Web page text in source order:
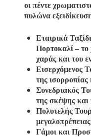
οι πέντε
πυλώνα
Εταιρικά
Πορτοκαλί – το
χαράς και του
Εισερχόμενος
της
Συνεδριακός
της σκέψης
Πολυτελής
Γάμοι και